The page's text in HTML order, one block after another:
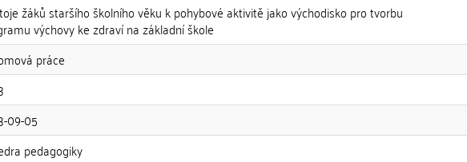
žáků staršího školního věku k pohybové aktivitě jako východisko pro tvorbu
výchovy ke zdraví na základní škole
práce
09-05
pedagogiky